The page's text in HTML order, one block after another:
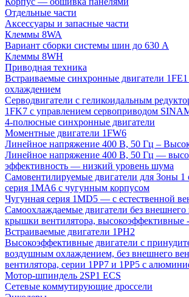
Отдельные части
Аксессуары и запасные части
Клеммы 8WA
Вариант сборки системы шин до 630 A
Клеммы 8WH
Приводная техника
Встраиваемые синхронные двигатели
охлаждением
Серводвигатели с геликоидальным
1FK7 с управлением сервоприводом
4-полюсные синхронные двигатели
Моментные двигатели 1FW6
Линейное напряжение 400 В, 50 Гц –
Линейное напряжение 400 В, 50 Гц —
эффективность — низкий уровень шума
Самовентилируемые двигатели для Зоны 1
серия 1MA6 с чугунным корпусом
Чугунная серия 1MD5 — с естественной
Самоохлаждаемые двигатели без внешнего
крышки вентилятора, высокоэффективные
Встраиваемые двигатели 1PH2
Высокоэффективные двигатели с
воздушным охлаждением, без внешнего
вентилятора, серии 1PP7 и 1PP5 с
Мотор-шпиндель 2SP1 ECS
Сетевые коммутирующие дроссели